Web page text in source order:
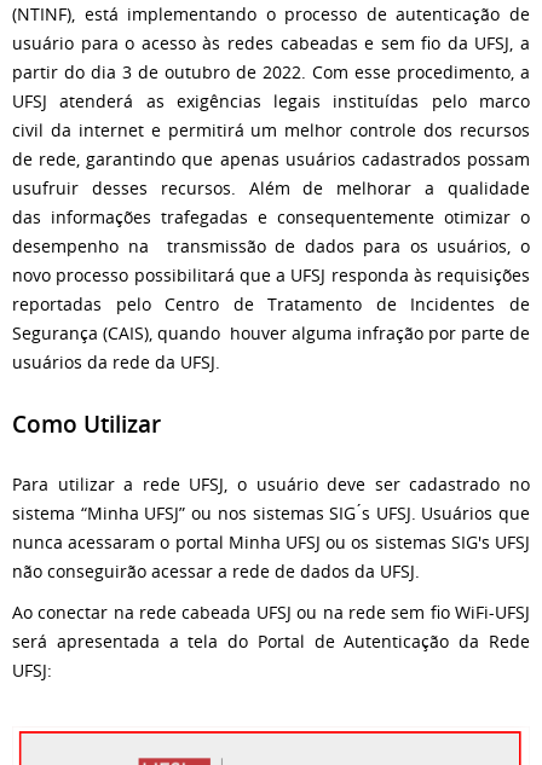
(NTINF), está implementando o processo de autenticação de
usuário para o acesso às redes cabeadas e sem fio da UFSJ, a
partir do dia 3 de outubro de 2022. Com esse procedimento, a
UFSJ atenderá as exigências legais instituídas pelo marco
civil da internet e permitirá um melhor controle dos recursos
de rede, garantindo que apenas usuários cadastrados possam
usufruir desses recursos. Além de melhorar a qualidade
das informações trafegadas e consequentemente otimizar o
desempenho na transmissãode dados para os usuários, o
novo processo possibilitará que a UFSJ responda às requisições
reportadas pelo Centro de Tratamento de Incidentes de
Segurança (CAIS), quando houver alguma infração por parte de
usuários da rede da UFSJ.
Como Utilizar
Para utilizar a rede UFSJ, o usuário deve ser cadastrado no
sistema “Minha UFSJ” ou nos sistemas SIG ́s UFSJ. Usuários que
nunca acessaram o portal Minha UFSJ ou os sistemas SIG's UFSJ
não conseguirão acessar a rede de dados da UFSJ.
Ao conectar na rede cabeada UFSJ ou na rede sem fio WiFi-UFSJ
será apresentada a telado Portal de Autenticação da Rede
UFSJ: